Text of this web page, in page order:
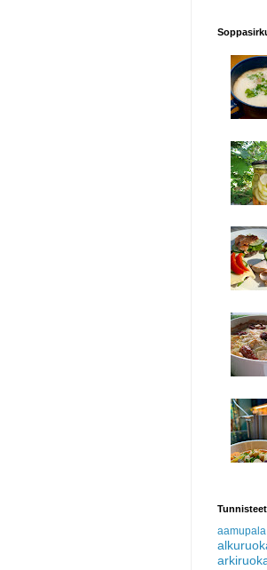
Tunnisteet
aamupala